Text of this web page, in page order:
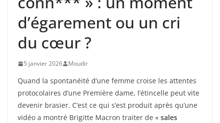
d’égarement ou un cri
du cœur ?
5 janvier 2026 Moudir
Quand la spontanéité d’une femme croise les attentes
protocolaires d’une Première dame, l’étincelle peut vite
devenir brasier. C’est ce qui s’est produit après qu’une
vidéo a montré Brigitte Macron traiter de « sales